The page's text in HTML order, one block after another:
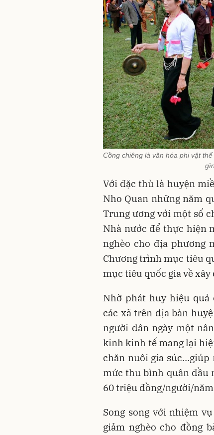
Cồng chiêng là văn hóa phi vật
Với đặc thù là huyện
Nho Quan những năm
Trung ương với một số
Nhà nước để thực hiện
nghèo cho địa phương
Chương trình mục tiêu
mục tiêu quốc gia về
Nhờ phát huy hiệu quả
các xã trên địa bàn
người dân ngày một
kinh kinh tế mang lại
chăn nuôi gia súc…giúp
mức thu bình quân đầu
60 triệu đồng/người/
Song song với nhiệm
giảm nghèo cho đồng